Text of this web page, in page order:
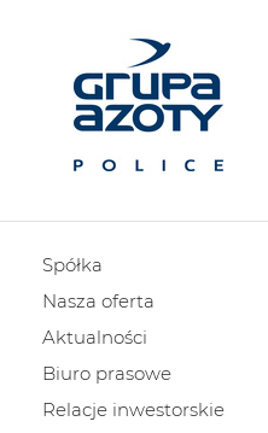
Spółka
Nasza oferta
Aktualności
Biuro prasowe
Relacje inwestorskie